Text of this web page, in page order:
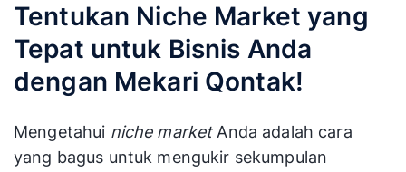
Tentukan Niche Market yang
Tepat untuk Bisnis Anda
dengan Mekari Qontak!
Mengetahui niche marketAnda adalah cara
yang bagus untuk mengukir sekumpulan